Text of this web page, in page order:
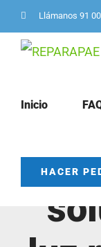
Saltar
al
Llámanos 91
Inicio
HACER